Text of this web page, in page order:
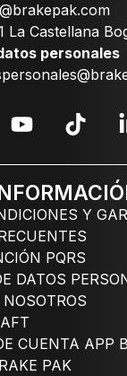
La Castellana
personales
Y
PQRS
DATOS
CUENTA APP
PAK